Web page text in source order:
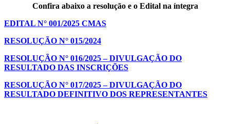
Confira abaixo a resolução e o Edital na íntegra
EDITAL N° 001/2025 CMAS
RESOLUÇÃO N° 015/2024
RESOLUÇÃO N° 016/2025 – DIVULGAÇÃO DO
RESULTADO DAS INSCRIÇÕES
RESOLUÇÃO N° 017/2025 – DIVULGAÇÃO DO
RESULTADO DEFINITIVO DOS REPRESENTANTES